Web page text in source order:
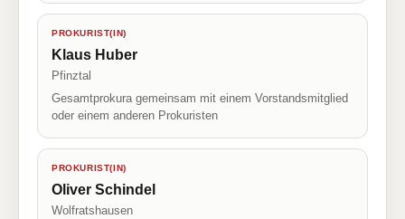
PROKURIST(IN)
Klaus Huber
Pfinztal
Gesamtprokura gemeinsam mit einem Vorstandsmitglied
oder einem anderen Prokuristen
PROKURIST(IN)
Oliver Schindel
Wolfratshausen